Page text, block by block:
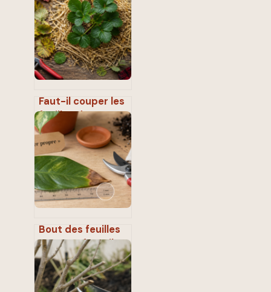
Faut-il couper les
feuilles des
fraisiers avant
l’hiver : les règles
pour une récolte
abondante
Bout des feuilles
marron : faut-il
couper et
comment éviter la
récidive ?